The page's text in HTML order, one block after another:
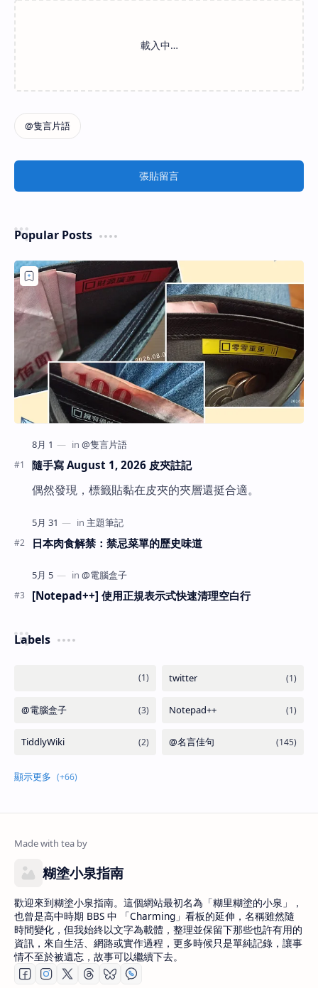
張貼留言
Popular Posts
隨手寫 August 1, 2026 皮夾註記
偶然發現，標籤貼黏在皮夾的夾層還挺合適。
日本肉食解禁：禁忌菜單的歷史味道
[Notepad++] 使用正規表示式快速清理空白行
Labels
糊塗小泉指南
歡迎來到糊塗小泉指南。這個網站最初名為「糊里糊塗的小泉」，
也曾是高中時期 BBS 中 「Charming」看板的延伸，名稱雖然隨
時間變化，但我始終以文字為載體，整理並保留下那些也許有用的
資訊，來自生活、網路或實作過程，更多時候只是單純記錄，讓事
情不至於被遺忘，故事可以繼續下去。